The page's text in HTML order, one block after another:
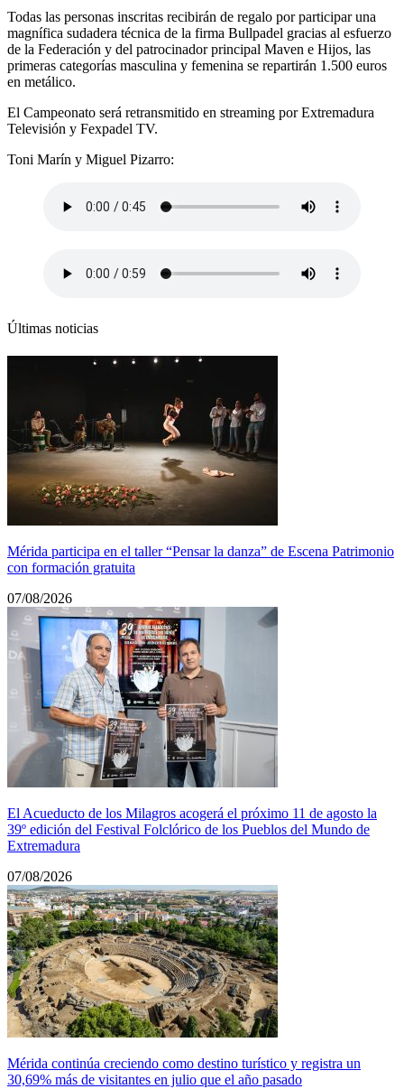
Todas las personas inscritas recibirán de regalo por participar una
magnífica sudadera técnica de la firma Bullpadel gracias al esfuerzo
de la Federación y del patrocinador principal Maven e Hijos, las
primeras categorías masculina y femenina se repartirán 1.500 euros
en metálico.
El Campeonato será retransmitido en streaming por Extremadura
Televisión y Fexpadel TV.
Toni Marín y Miguel Pizarro:
Últimas noticias
Mérida participa en el taller “Pensar la danza” de Escena Patrimonio
con formación gratuita
07/08/2026
El Acueducto de los Milagros acogerá el próximo 11 de agosto la
39º edición del Festival Folclórico de los Pueblos del Mundo de
Extremadura
07/08/2026
Mérida continúa creciendo como destino turístico y registra un
30,69% más de visitantes en julio que el año pasado